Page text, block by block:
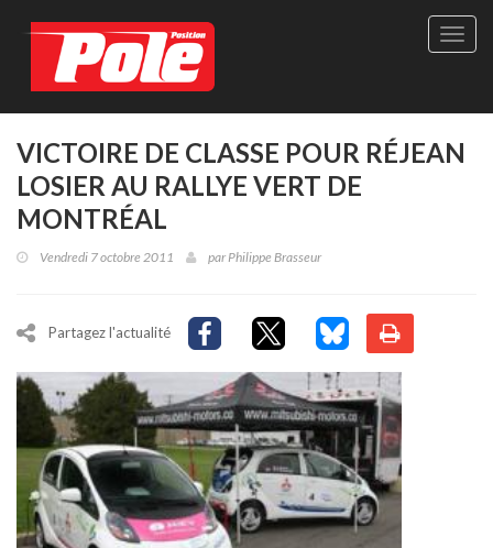
Site
VICTOIRE DE CLASSE POUR RÉJEAN
LOSIER AU RALLYE VERT DE
MONTRÉAL
Vendredi 7 octobre 2011 parPhilippe Brasseur
Partagez l'actualité